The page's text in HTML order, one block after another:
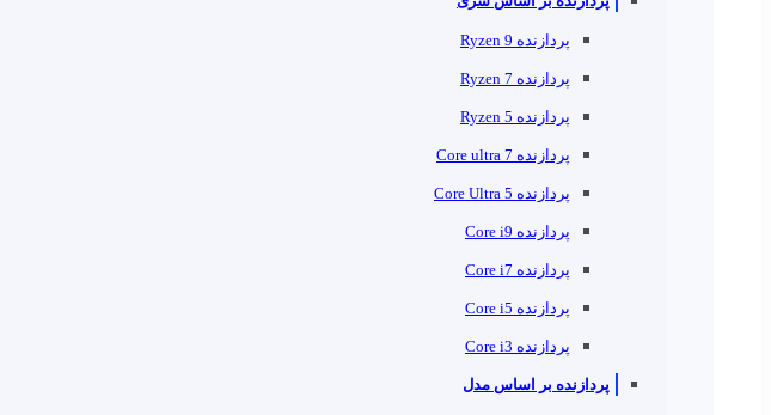
پردازنده Ryzen 9
پردازنده Ryzen 7
پردازنده Ryzen 5
پردازنده Core ultra 7
پردازنده Core Ultra 5
پردازنده Core i9
پردازنده Core i7
پردازنده Core i5
پردازنده Core i3
پردازنده بر اساس مدل